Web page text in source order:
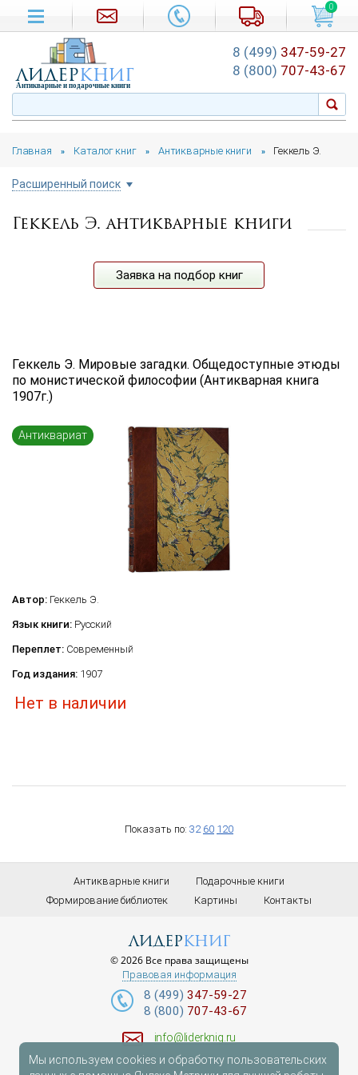
Главная » Каталог книг » Антикварные книги » Геккель Э.
Расширенный поиск
Цена руб.
Язык книги
...
Переплет
...
по году издания
по дате поступления (новинки)
Геккель Э. антикварные книги
Заявка на подбор книг
Геккель Э. Мировые загадки. Общедоступные этюды
по монистической философии (Антикварная книга
1907г.)
Антиквариат
Автор: Геккель Э.
Язык книги: Русский
Переплет: Современный
Год издания: 1907
Нет в наличии
Показать по: 32 60 120
0
лидеркниг
Антикварные и подарочные книги
8 (499) 347-59-27
8 (800) 707-43-67
Антикварные книги
Подарочные книги
Формирование библиотек
Картины Контакты
лидеркниг
© 2026 Все права защищены
Правовая информация
8 (499) 347-59-27
8 (800) 707-43-67
info@liderknig.ru
Доставка
Мы используем cookies и обработку пользовательских